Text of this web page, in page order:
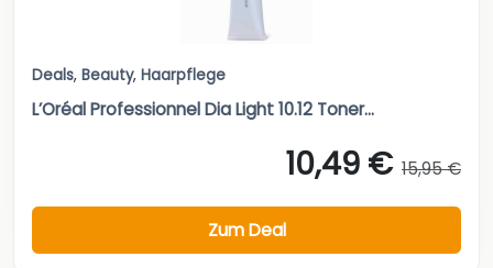
Deals, Beauty, Haarpflege
L’Oréal Professionnel Dia Light 10.12 Toner...
10,49 € 15,95 €
Zum Deal